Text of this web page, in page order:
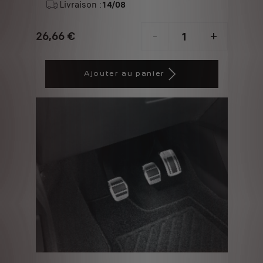
Livraison :14/08
26,66 €
Price
€
- +
Quantity
1
Ajouter au panier